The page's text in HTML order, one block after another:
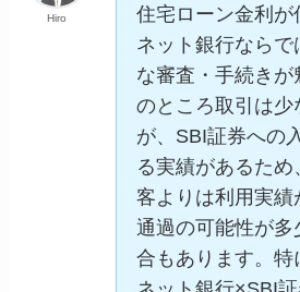
Hiro
住宅ローン金利が
ネット銀行なら
な審査・手続きが
のところ取引は少
が、SBI証券への
る実績があるた
客よりは利用実績
通過の可能性が多
合もあります。特